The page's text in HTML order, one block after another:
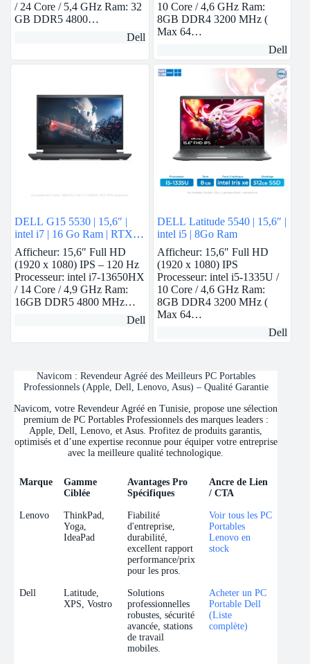
/ 24 Core / 5,4 GHz Ram: 32
GB DDR5 4800…
Dell
10 Core / 4,6 GHz Ram:
8GB DDR4 3200 MHz (
Max 64…
Dell
DELL G15 5530 | 15,6″ |
intel i7 | 16 Go Ram | RTX
3050
Afficheur: 15,6″ Full HD
(1920 x 1080) IPS – 120 Hz
Processeur: intel i7-13650HX
/ 14 Core / 4,9 GHz Ram:
16GB DDR5 4800 MHz…
Dell
DELL Latitude 5540 | 15,6″ |
intel i5 | 8Go Ram
Afficheur: 15,6″ Full HD
(1920 x 1080) IPS
Processeur: intel i5-1335U /
10 Core / 4,6 GHz Ram:
8GB DDR4 3200 MHz (
Max 64…
Dell
Navicom : Revendeur Agréé des Meilleurs PC Portables
Professionnels (Apple, Dell, Lenovo, Asus) – Qualité Garantie
Navicom, votre Revendeur Agréé en Tunisie, propose une sélection
premium de PC Portables Professionnels des marques leaders :
Apple, Dell, Lenovo, et Asus. Profitez de produits garantis,
optimisés et d’une expertise reconnue pour équiper votre entreprise
avec la meilleure qualité technologique.
Marque
Gamme
Ciblée
Avantages Pro
Spécifiques
Ancre de Lien
/ CTA
Marque
Gamme
Ciblée
Avantages Pro
Spécifiques
Ancre de Lien
/ CTA
Lenovo
ThinkPad,
Yoga,
IdeaPad
Fiabilité
d'entreprise,
durabilité,
excellent rapport
performance/prix
pour les pros.
Voir tous les PC
Portables
Lenovo en
stock
Dell
Latitude,
XPS, Vostro
Solutions
professionnelles
robustes, sécurité
avancée, stations
de travail
mobiles.
Acheter un PC
Portable Dell
(Liste
complète)